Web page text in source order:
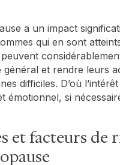
a un impact
qui en sont
général et rendre leurs
difficiles. D’où
émotionnel, si
et facteurs de